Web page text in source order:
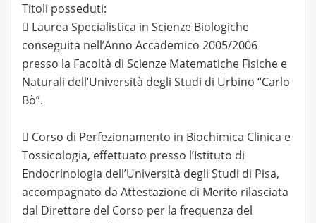
Titoli posseduti:
 Laurea Specialistica in Scienze Biologiche
conseguita nell’Anno Accademico 2005/2006
presso la Facoltà di Scienze Matematiche Fisiche e
Naturali dell’Università degli Studi di Urbino “Carlo
Bò”.
 Corso di Perfezionamento in Biochimica Clinica e
Tossicologia, effettuato presso l’Istituto di
Endocrinologia dell’Università degli Studi di Pisa,
accompagnato da Attestazione di Merito rilasciata
dal Direttore del Corso per la frequenza del